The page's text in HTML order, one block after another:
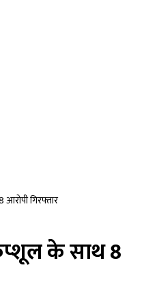
गिरफ्तार
के साथ 8